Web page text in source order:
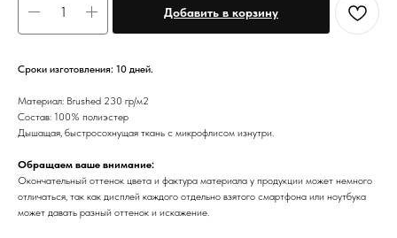
Добавить в корзину
Сроки изготовления: 10 дней.
Материал: Brushed 230 гр/м2
Состав: 100% полиэстер
Дышащая, быстросохнущая ткань с микрофлисом изнутри.
Обращаем ваше внимание:
Окончательный оттенок цвета и фактура материала у продукции может немного
отличаться, так как дисплей каждого отдельно взятого смартфона или ноутбука
может давать разный оттенок и искажение.